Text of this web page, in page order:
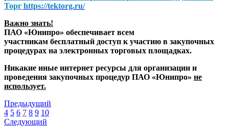
Торг https://tektorg.ru/
Важно знать!
ПАО «Юнипро» обеспечивает всем
участникам бесплатный доступ к участию в закупочных
процедурах на электронных торговых площадках.
Никакие иные интернет ресурсы для организации и
проведения закупочных процедур ПАО «Юнипро» не
использует.
Предыдущий
4 5 6 7 8 9 10
Следующий